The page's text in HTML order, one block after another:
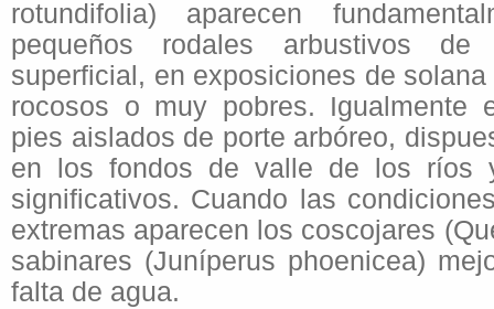
rotundifolia) aparecen
pequeños rodales arbustivos de
superficial, en exposiciones de
rocosos o muy pobres. Igualmente
pies aislados de porte arbóreo,
en los fondos de valle de los ríos
significativos. Cuando las
extremas aparecen los coscojares
sabinares (Juníperus phoenicea)
falta de agua.